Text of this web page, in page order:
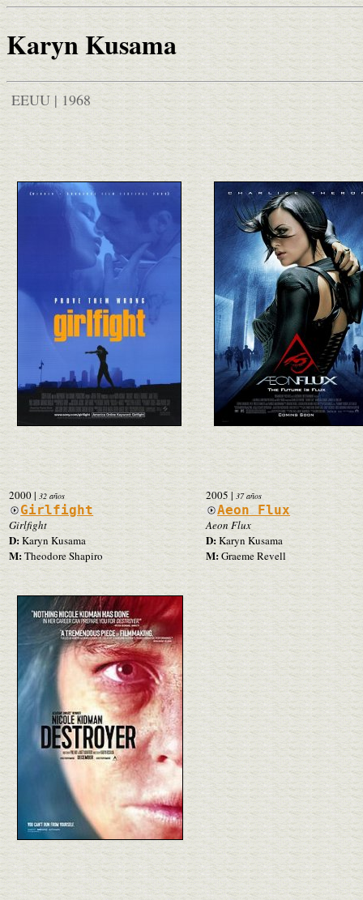
Karyn Kusama
EEUU | 1968
2000| 32 años
Girlfight
Girlfight
D:Karyn Kusama
M:Theodore Shapiro
2005 | 37 años
Aeon Flux
Aeon Flux
D:Karyn Kusama
M:Graeme Revell